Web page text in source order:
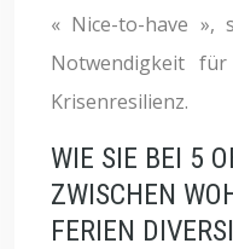
« Nice-to-have »,
Notwendigkeit
Krisenresilienz.
WIE SIE BEI 5
ZWISCHEN
FERIEN